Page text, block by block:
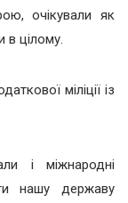
очікували як
в цілому.
міліції із
і міжнародні
нашу державу